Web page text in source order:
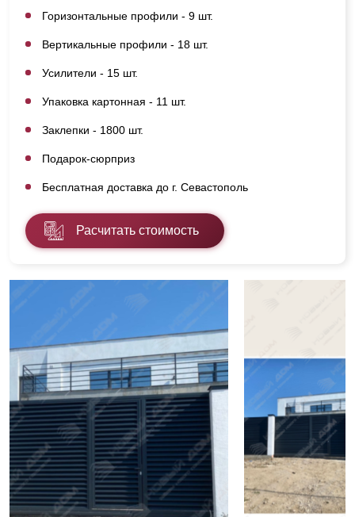
Горизонтальные профили - 9 шт.
Вертикальные профили - 18 шт.
Усилители - 15 шт.
Упаковка картонная - 11 шт.
Заклепки - 1800 шт.
Подарок-сюрприз
Бесплатная доставка до г. Севастополь
Расчитать стоимость